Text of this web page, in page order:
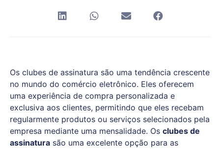
Os clubes de assinatura são uma tendência crescente
no mundo do comércio eletrônico. Eles oferecem
uma experiência de compra personalizada e
exclusiva aos clientes, permitindo que eles recebam
regularmente produtos ou serviços selecionados pela
empresa mediante uma mensalidade. Os clubes de
assinatura são uma excelente opção para as